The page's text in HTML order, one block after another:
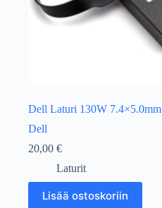
Dell Laturi 130W 7.4×5.0mm
Dell
20,00 €
Laturit
Lisää ostoskoriin